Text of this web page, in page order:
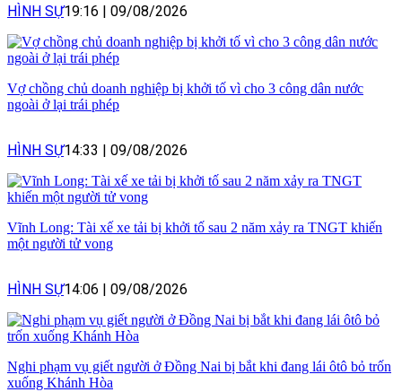
HÌNH SỰ19:16 09/08/2026
Vợ chồng chủ doanh nghiệp bị khởi tố vì cho 3 công dân nước
ngoài ở lại trái phép
HÌNH SỰ14:33 09/08/2026
Vĩnh Long: Tài xế xe tải bị khởi tố sau 2 năm xảy ra TNGT khiến
một người tử vong
HÌNH SỰ14:06 09/08/2026
Nghi phạm vụ giết người ở Đồng Nai bị bắt khi đang lái ôtô bỏ trốn
xuống Khánh Hòa